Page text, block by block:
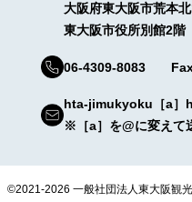
大阪府東大阪市荒本
東大阪市役所別館2階
06-4309-8083 Fax
hta-jimukyoku［a
※［a］を@に変えて
©2021-2026 一般社団法人東大阪観